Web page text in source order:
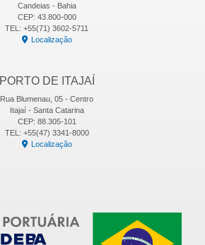
Candeias - Bahia
CEP: 43.800-000
TEL: +55(71) 3602-5711
Localização
PORTO DE ITAJAÍ
Rua Blumenau, 05 - Centro
Itajaí - Santa Catarina
CEP: 88.305-101
TEL: +55(47) 3341-8000
Localização